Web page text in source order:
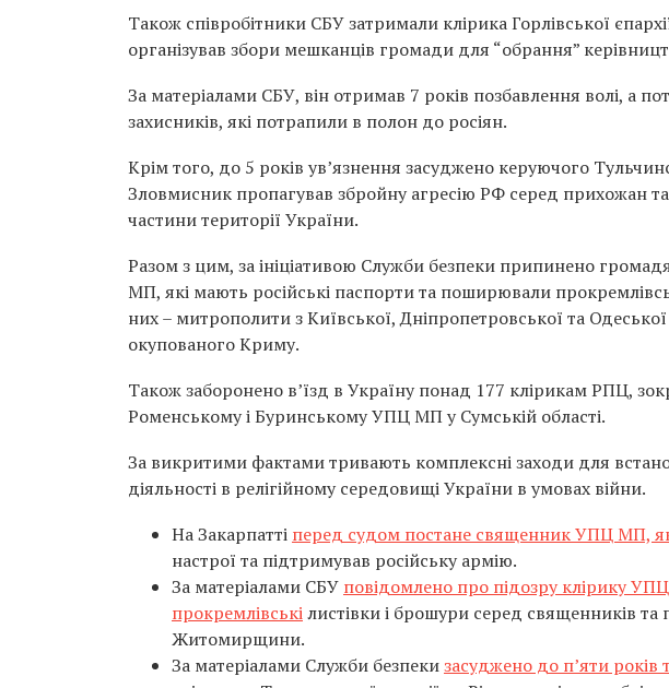
Також співробітники СБУ затримали клірика Горлівської
організував збори мешканців громади для “обрання”
За матеріалами СБУ, він отримав 7 років позбавлення волі, а
захисників, які потрапили в полон до росіян.
Крім того, до 5 років ув’язнення засуджено керуючого
Зловмисник пропагував збройну агресію РФ серед прихожан
частини території України.
Разом з цим, за ініціативою Служби безпеки припинено
МП, які мають російські паспорти та поширювали
них – митрополити з Київської, Дніпропетровської та
окупованого Криму.
Також заборонено в’їзд в Україну понад 177 клірикам РПЦ,
Роменському і Буринському УПЦ МП у Сумській області.
За викритими фактами тривають комплексні заходи для
діяльності в релігійному середовищі України в умовах війни.
На Закарпатті перед судом постане священник УПЦ МП,
настрої та підтримував російську армію.
За матеріалами СБУ повідомлено про підозру клірику
прокремлівськілистівки і брошури серед священників
Житомирщини.
За матеріалами Служби безпекизасуджено до п’яти